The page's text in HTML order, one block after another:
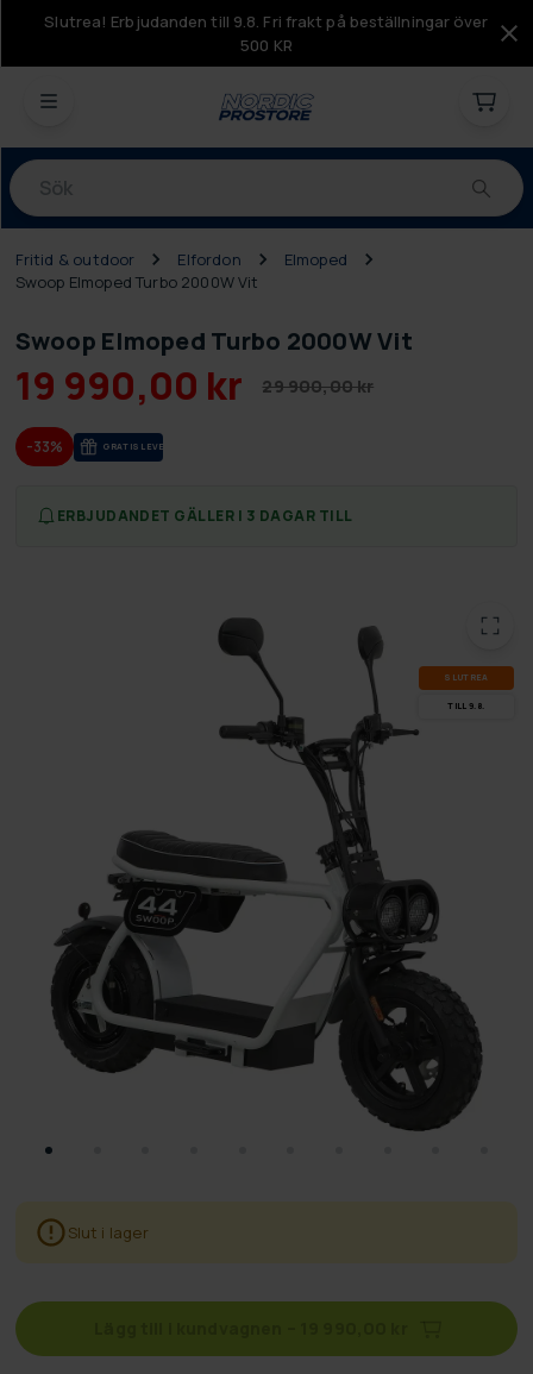
Slutrea! Erbjudanden till 9.8. Fri frakt på beställningar över
500 KR
Produkter
Fritid & outdoor Elfordon
Elmoped
Swoop Elmoped Turbo 2000W Vit
Swoop Elmoped Turbo 2000W Vit
19 990,00 kr 29 900,00 kr
-33% GRA­TIS LE­VE­RANS
ERBJUDANDET GÄLLER I 3 DAGAR TILL
SLUT­REA
TILL 9.8.
Slut i lager